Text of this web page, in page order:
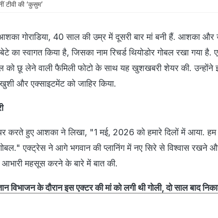
टीवी की ‘कुसुम’
गोराडिया, 40 साल की उम्र में दूसरी बार मां बनी हैं. आशका
का स्वागत किया है, जिसका नाम रिचर्ड थियोडोर गोबल रखा गया है.
को छू लेने वाली फैमिली फोटो के साथ यह खुशखबरी शेयर की.
और एक्साइटमेंट को जाहिर किया.
हुए आशका ने लिखा, "1 मई, 2026 को हमारे दिलों में आया. हम
एक्ट्रेस ने आगे भगवान की प्लानिंग में नए सिरे से विश्वास रखने
आभारी महसूस करने के बारे में बात की.
विभाजन के दौरान इस एक्टर की मां को लगी थी गोली, दो साल बाद